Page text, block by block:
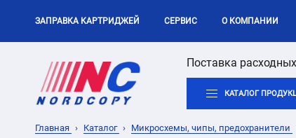
ЗАПРАВКА КАРТРИДЖЕЙ СЕРВИС О КОМПАНИИ
Поставка
КАТАЛОГ
Главная Каталог Микросхемы, чипы, предохранители